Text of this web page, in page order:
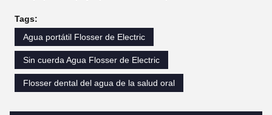
Tags:
Agua portátil Flosser de Electric
Sin cuerda Agua Flosser de Electric
Flosser dental del agua de la salud oral